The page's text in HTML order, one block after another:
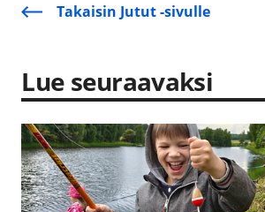
Takaisin Jutut -sivulle
Lue seuraavaksi